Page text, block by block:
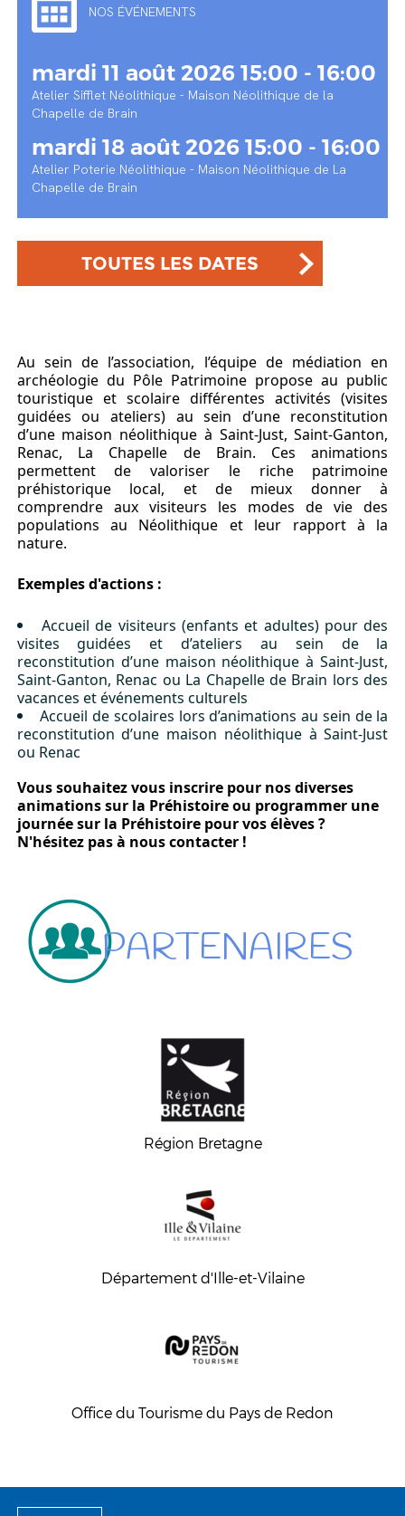
NOS ÉVÉNEMENTS
mardi 11 août 2026 15:00 - 16:00
Atelier Sifflet Néolithique - Maison Néolithique de la
Chapelle de Brain
mardi 18 août 2026 15:00 - 16:00
Atelier Poterie Néolithique - Maison Néolithique de La
Chapelle de Brain
TOUTES LES DATES
Au sein de l’association, l’équipe de médiation en
archéologie du Pôle Patrimoine propose au public
touristique et scolaire différentes activités (visites
guidées ou ateliers) au sein d’une reconstitution
d’une maison néolithique à Saint-Just, Saint-Ganton,
Renac, La Chapelle de Brain. Ces animations
permettent de valoriser le riche patrimoine
préhistorique local, et de mieux donner à
comprendre aux visiteurs les modes de vie des
populations au Néolithique et leur rapport à la
nature.
Exemples d'actions :
Accueil de visiteurs (enfants et adultes) pour des
visites guidées et d’ateliers au sein de la
reconstitution d’une maison néolithique à Saint-Just,
Saint-Ganton, Renac ou La Chapelle de Brain lors des
vacances et événements culturels
Accueil de scolaires lors d’animations au sein de la
reconstitution d’une maison néolithique à Saint-Just
ou Renac
Vous souhaitez vous inscrire pour nos diverses
animations sur la Préhistoire ou programmer une
journée sur la Préhistoire pour vos élèves ?
N'hésitez pas à nous contacter !
PARTENAIRES
Région Bretagne
Département d'Ille-et-Vilaine
Office du Tourisme du Pays de Redon